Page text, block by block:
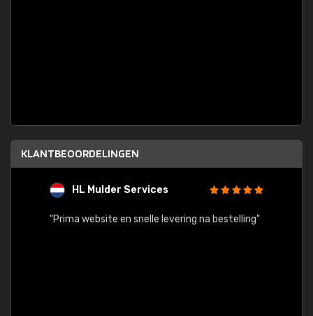
KLANTBEOORDELINGEN
HL Mulder Services
"Prima website en snelle levering na bestelling"